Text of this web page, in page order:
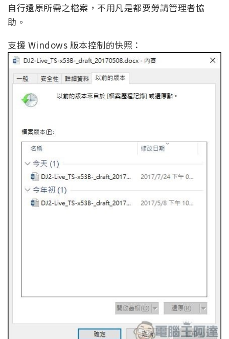
自行還原所需之檔案，不用凡是都要勞請管理者協
助。
支援 Windows 版本控制的快照：